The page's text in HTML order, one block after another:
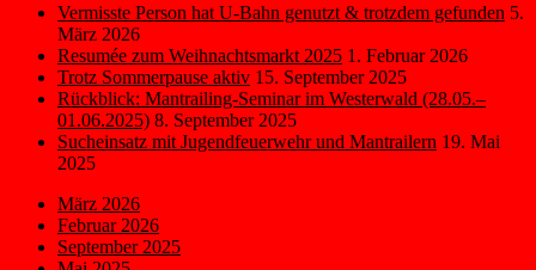
Vermisste Person hat U-Bahn genutzt & trotzdem gefunden 5.
März 2026
Resumée zum Weihnachtsmarkt 2025 1. Februar 2026
Trotz Sommerpause aktiv 15. September 2025
Rückblick: Mantrailing-Seminar im Westerwald (28.05.–
01.06.2025) 8. September 2025
Sucheinsatz mit Jugendfeuerwehr und Mantrailern 19. Mai
2025
März 2026
Februar 2026
September 2025